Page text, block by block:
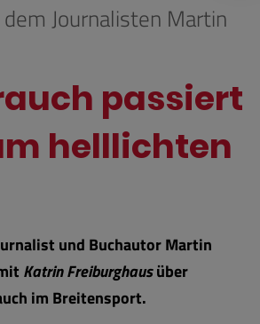
Journalisten Martin
passiert
helllichten
und Buchautor Martin
Katrin Freiburghausüber
im Breitensport.